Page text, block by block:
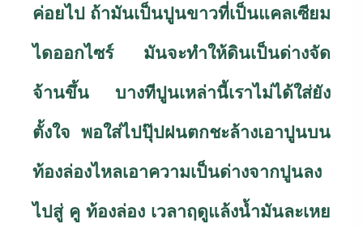
ค่อยไป ถ้ามันเป็นปูนขาวที่เป็นแคลเซียม
ไดออกไซร์ มันจะทำให้ดินเป็นด่างจัด
จ้านขึ้น บางทีปูนเหล่านี้เราไม่ได้ใส่ยัง
ตั้งใจ พอใส่ไปปุ๊ปฝนตกชะล้างเอาปูนบน
ท้องล่องไหลเอาความเป็นด่างจากปูนลง
ไปสู่ คู ท้องล่อง เวลาฤดูแล้งน้ำมันละเหย